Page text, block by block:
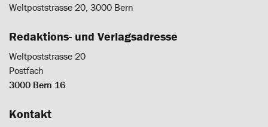
Weltpoststrasse 20, 3000 Bern
Redaktions- und Verlagsadresse
Weltpoststrasse 20
Postfach
3000 Bern 16
Kontakt